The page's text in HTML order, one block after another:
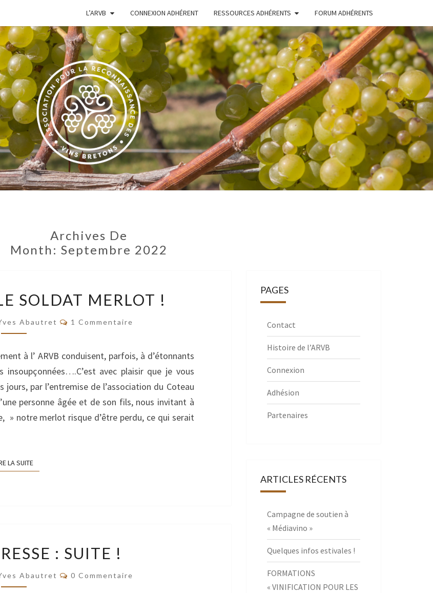
L’ARVB CONNEXION ADHÉRENT RESSOURCES ADHÉRENTS FORUM ADHÉRENTS
VIGNERONS
BRETONS
Le Site De
L'Association
Pour La
Reconnaissance
Des Vins
Bretons
Archives De
Month: Septembre 2022
FAUT
SAUVER
LE
SOLDAT MERLOT !
Abautret Commentaires
1 Commentaire
à l’ ARVB conduisent, parfois, à d’étonnants
avec plaisir que je vous
par l’entremise de l’association du Coteau
personne âgée et de son fils, nous invitant à
» notre merlot risque d’être perdu, ce qui serait
LA SUITELIRE LA SUITE
DE
PRESSE
:
: SUITE !
Abautret Commentaires
0 Commentaire
PAGES
Contact
Histoire de l’ARVB
Connexion
Adhésion
Partenaires
ARTICLES RÉCENTS
Campagne de soutien à
« Médiavino »
Quelques infos estivales !
FORMATIONS
« VINIFICATION POUR LES